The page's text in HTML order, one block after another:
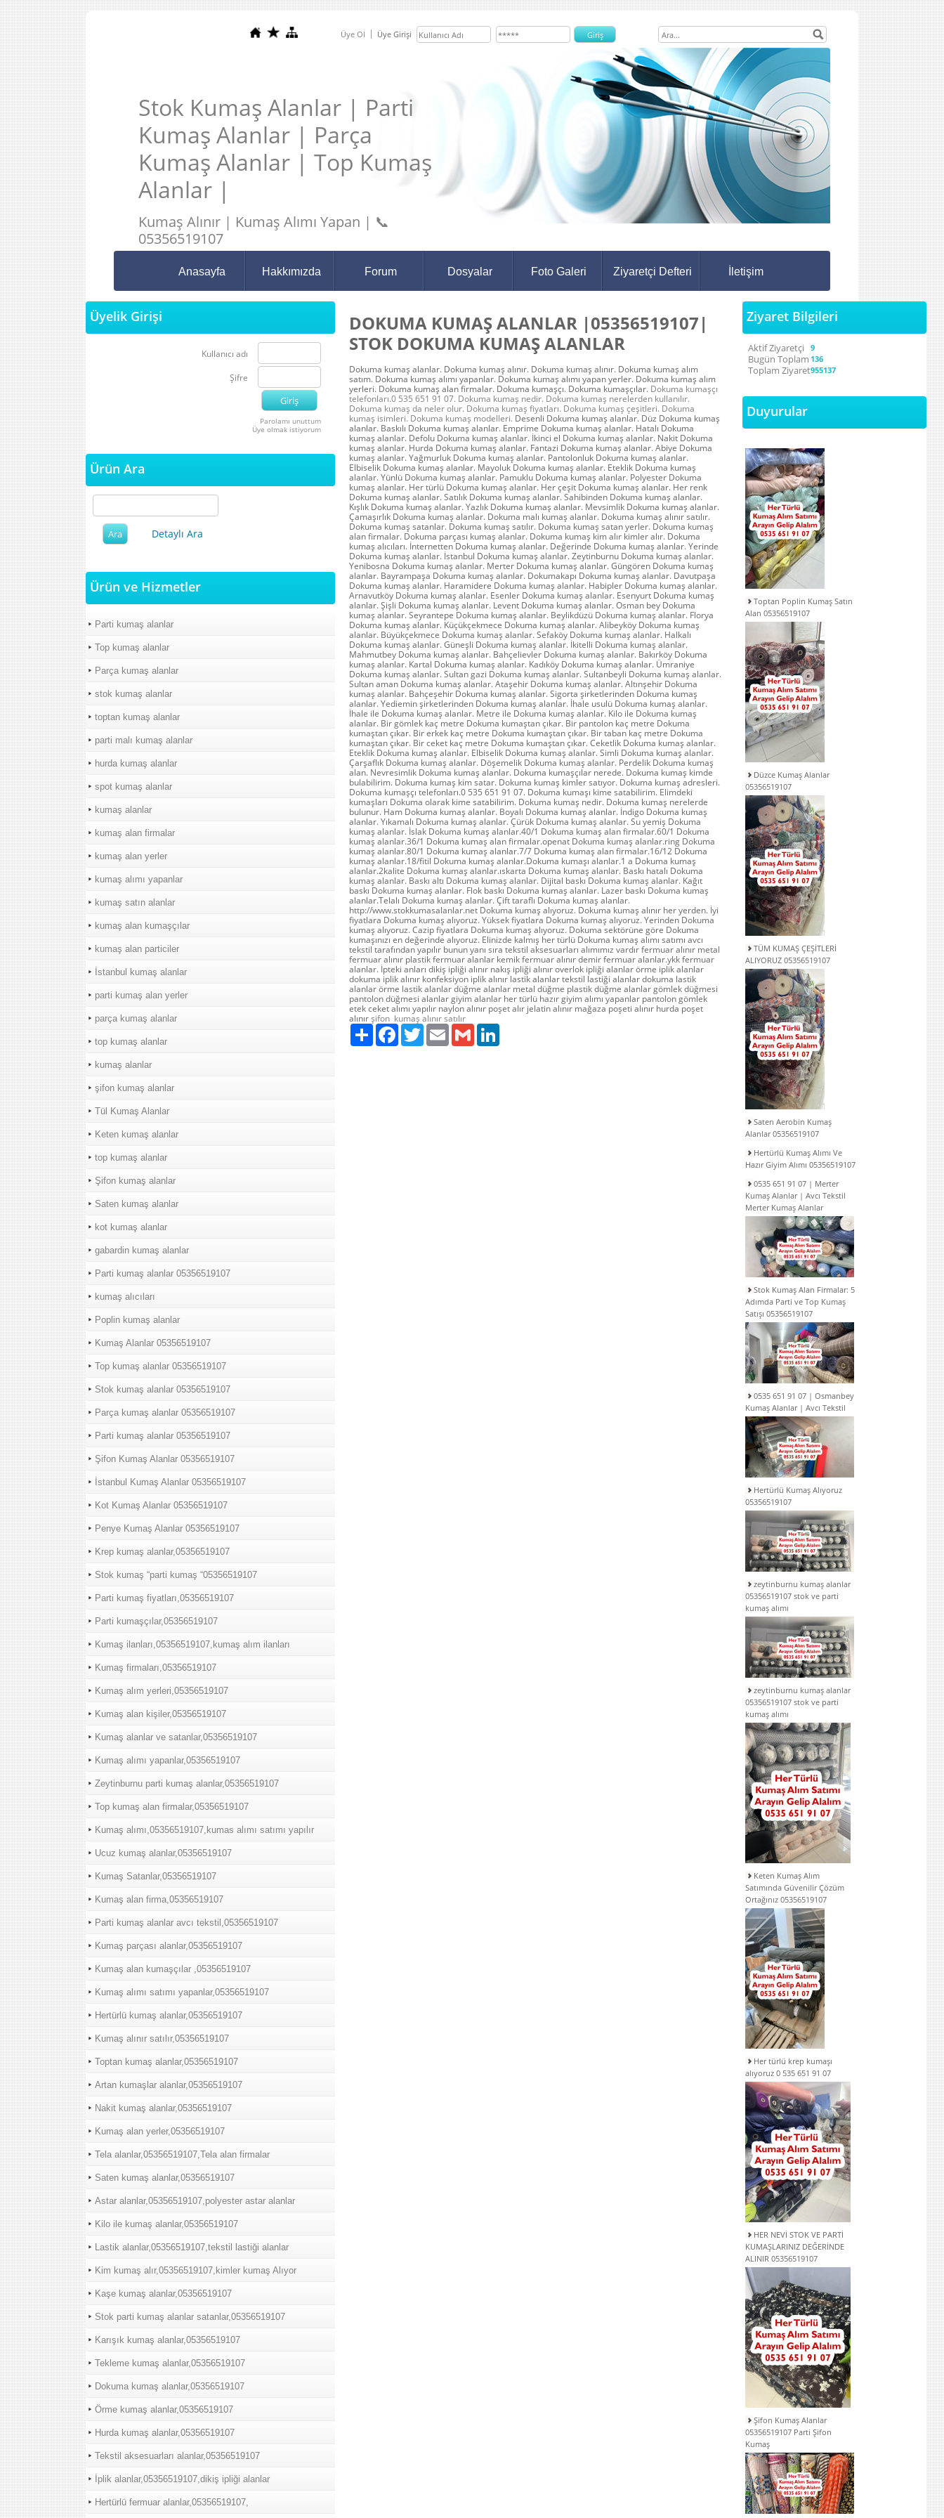
Üye Ol Üye Girişi
Stok Kumaş Alanlar | Parti
Kumaş Alanlar | Parça
Kumaş Alanlar | Top Kumaş
Alanlar |
Kumaş Alınır | Kumaş Alımı Yapan | 📞
05356519107
Anasayfa Hakkımızda Forum Dosyalar Foto Galeri Ziyaretçi Defteri İletişim
Üyelik Girişi
Kullanıcı adı
Şifre
Parolamı unuttum
Üye olmak istiyorum
Ürün Ara
Detaylı Ara
Ürün ve Hizmetler
Parti kumaş alanlar
Top kumaş alanlar
Parça kumaş alanlar
stok kumaş alanlar
toptan kumaş alanlar
parti malı kumaş alanlar
hurda kumaş alanlar
spot kumaş alanlar
kumaş alanlar
kumaş alan firmalar
kumaş alan yerler
kumaş alımı yapanlar
kumaş satın alanlar
kumaş alan kumaşçılar
kumaş alan particiler
İstanbul kumaş alanlar
parti kumaş alan yerler
parça kumaş alanlar
top kumaş alanlar
kumaş alanlar
şifon kumaş alanlar
Tül Kumaş Alanlar
Keten kumaş alanlar
top kumaş alanlar
Şifon kumaş alanlar
Saten kumaş alanlar
kot kumaş alanlar
gabardin kumaş alanlar
Parti kumaş alanlar 05356519107
kumaş alıcıları
Poplin kumaş alanlar
Kumaş Alanlar 05356519107
Top kumaş alanlar 05356519107
Stok kumaş alanlar 05356519107
Parça kumaş alanlar 05356519107
Parti kumaş alanlar 05356519107
Şifon Kumaş Alanlar 05356519107
İstanbul Kumaş Alanlar 05356519107
Kot Kumaş Alanlar 05356519107
Penye Kumaş Alanlar 05356519107
Krep kumaş alanlar,05356519107
Stok kumaş “parti kumaş “05356519107
Parti kumaş fiyatları,05356519107
Parti kumaşçılar,05356519107
Kumaş ilanları,05356519107,kumaş alım ilanları
Kumaş firmaları,05356519107
Kumaş alım yerleri,05356519107
Kumaş alan kişiler,05356519107
Kumaş alanlar ve satanlar,05356519107
Kumaş alımı yapanlar,05356519107
Zeytinburnu parti kumaş alanlar,05356519107
Top kumaş alan firmalar,05356519107
Kumaş alımı,05356519107,kumas alımı satımı yapılır
Ucuz kumaş alanlar,05356519107
Kumaş Satanlar,05356519107
Kumaş alan firma,05356519107
Parti kumaş alanlar avcı tekstil,05356519107
Kumaş parçası alanlar,05356519107
Kumaş alan kumaşçılar ,05356519107
Kumaş alımı satımı yapanlar,05356519107
Hertürlü kumaş alanlar,05356519107
Kumaş alınır satılır,05356519107
Toptan kumaş alanlar,05356519107
Artan kumaşlar alanlar,05356519107
Nakit kumaş alanlar,05356519107
Kumaş alan yerler,05356519107
Tela alanlar,05356519107,Tela alan firmalar
Saten kumaş alanlar,05356519107
Astar alanlar,05356519107,polyester astar alanlar
Kilo ile kumaş alanlar,05356519107
Lastik alanlar,05356519107,tekstil lastiği alanlar
Kim kumaş alır,05356519107,kimler kumaş Alıyor
Kaşe kumaş alanlar,05356519107
Stok parti kumaş alanlar satanlar,05356519107
Karışık kumaş alanlar,05356519107
Tekleme kumaş alanlar,05356519107
Dokuma kumaş alanlar,05356519107
Örme kumaş alanlar,05356519107
Hurda kumaş alanlar,05356519107
Tekstil aksesuarları alanlar,05356519107
İplik alanlar,05356519107,dikiş ipliği alanlar
Hertürlü fermuar alanlar,05356519107,
DOKUMA KUMAŞ ALANLAR |05356519107|
STOK DOKUMA KUMAŞ ALANLAR
Dokuma kumaş alanlar. Dokuma kumaş alınır. Dokuma kumaş alınır. Dokuma kumaş alım
satım. Dokuma kumaş alımı yapanlar. Dokuma kumaş alımı yapan yerler. Dokuma kumaş alım
yerleri. Dokuma kumaş alan firmalar. Dokuma kumaşçı. Dokuma kumaşçılar. Dokuma kumaşçı
telefonları.0 535 651 91 07. Dokuma kumaş nedir. Dokuma kumaş nerelerden kullanılır.
Dokuma kumaş da neler olur. Dokuma kumaş fiyatları. Dokuma kumaş çeşitleri. Dokuma
kumaş isimleri. Dokuma kumaş modelleri. Desenli Dokuma kumaş alanlar. Düz Dokuma kumaş
alanlar. Baskılı Dokuma kumaş alanlar. Emprime Dokuma kumaş alanlar. Hatalı Dokuma
kumaş alanlar. Defolu Dokuma kumaş alanlar. İkinci el Dokuma kumaş alanlar. Nakit Dokuma
kumaş alanlar. Hurda Dokuma kumaş alanlar. Fantazi Dokuma kumaş alanlar. Abiye Dokuma
kumaş alanlar. Yağmurluk Dokuma kumaş alanlar. Pantolonluk Dokuma kumaş alanlar.
Elbiselik Dokuma kumaş alanlar. Mayoluk Dokuma kumaş alanlar. Eteklik Dokuma kumaş
alanlar. Yünlü Dokuma kumaş alanlar. Pamuklu Dokuma kumaş alanlar. Polyester Dokuma
kumaş alanlar. Her türlü Dokuma kumaş alanlar. Her çeşit Dokuma kumaş alanlar. Her renk
Dokuma kumaş alanlar. Satılık Dokuma kumaş alanlar. Sahibinden Dokuma kumaş alanlar.
Kışlık Dokuma kumaş alanlar. Yazlık Dokuma kumaş alanlar. Mevsimlik Dokuma kumaş alanlar.
Çamaşırlık Dokuma kumaş alanlar. Dokuma malı kumaş alanlar. Dokuma kumaş alınır satılır.
Dokuma kumaş satanlar. Dokuma kumaş satılır. Dokuma kumaş satan yerler. Dokuma kumaş
alan firmalar. Dokuma parçası kumaş alanlar. Dokuma kumaş kim alır kimler alır. Dokuma
kumaş alıcıları. İnternetten Dokuma kumaş alanlar. Değerinde Dokuma kumaş alanlar. Yerinde
Dokuma kumaş alanlar. İstanbul Dokuma kumaş alanlar. Zeytinburnu Dokuma kumaş alanlar.
Yenibosna Dokuma kumaş alanlar. Merter Dokuma kumaş alanlar. Güngören Dokuma kumaş
alanlar. Bayrampaşa Dokuma kumaş alanlar. Dokumakapı Dokuma kumaş alanlar. Davutpaşa
Dokuma kumaş alanlar. Haramidere Dokuma kumaş alanlar. Habipler Dokuma kumaş alanlar.
Arnavutköy Dokuma kumaş alanlar. Esenler Dokuma kumaş alanlar. Esenyurt Dokuma kumaş
alanlar. Şişli Dokuma kumaş alanlar. Levent Dokuma kumaş alanlar. Osman bey Dokuma
kumaş alanlar. Seyrantepe Dokuma kumaş alanlar. Beylikdüzü Dokuma kumaş alanlar. Florya
Dokuma kumaş alanlar. Küçükçekmece Dokuma kumaş alanlar. Alibeyköy Dokuma kumaş
alanlar. Büyükçekmece Dokuma kumaş alanlar. Sefaköy Dokuma kumaş alanlar. Halkalı
Dokuma kumaş alanlar. Güneşli Dokuma kumaş alanlar. İkitelli Dokuma kumaş alanlar.
Mahmutbey Dokuma kumaş alanlar. Bahçelievler Dokuma kumaş alanlar. Bakırköy Dokuma
kumaş alanlar. Kartal Dokuma kumaş alanlar. Kadıköy Dokuma kumaş alanlar. Ümraniye
Dokuma kumaş alanlar. Sultan gazi Dokuma kumaş alanlar. Sultanbeyli Dokuma kumaş alanlar.
Sultan aman Dokuma kumaş alanlar. Ataşehir Dokuma kumaş alanlar. Altınşehir Dokuma
kumaş alanlar. Bahçeşehir Dokuma kumaş alanlar. Sigorta şirketlerinden Dokuma kumaş
alanlar. Yediemin şirketlerinden Dokuma kumaş alanlar. İhale usulü Dokuma kumaş alanlar.
İhale ile Dokuma kumaş alanlar. Metre ile Dokuma kumaş alanlar. Kilo ile Dokuma kumaş
alanlar. Bir gömlek kaç metre Dokuma kumaştan çıkar. Bir pantolon kaç metre Dokuma
kumaştan çıkar. Bir erkek kaç metre Dokuma kumaştan çıkar. Bir taban kaç metre Dokuma
kumaştan çıkar. Bir ceket kaç metre Dokuma kumaştan çıkar. Ceketlik Dokuma kumaş alanlar.
Eteklik Dokuma kumaş alanlar. Elbiselik Dokuma kumaş alanlar. Simli Dokuma kumaş alanlar.
Çarşaflık Dokuma kumaş alanlar. Döşemelik Dokuma kumaş alanlar. Perdelik Dokuma kumaş
alan. Nevresimlik Dokuma kumaş alanlar. Dokuma kumaşçılar nerede. Dokuma kumaş kimde
bulabilirim. Dokuma kumaş kim satar. Dokuma kumaş kimler satıyor. Dokuma kumaş adresleri.
Dokuma kumaşçı telefonları.0 535 651 91 07. Dokuma kumaşı kime satabilirim. Elimdeki
kumaşları Dokuma olarak kime satabilirim. Dokuma kumaş nedir. Dokuma kumaş nerelerde
bulunur. Ham Dokuma kumaş alanlar. Boyalı Dokuma kumaş alanlar. İndigo Dokuma kumaş
alanlar. Yıkamalı Dokuma kumaş alanlar. Çürük Dokuma kumaş alanlar. Su yemiş Dokuma
kumaş alanlar. İslak Dokuma kumaş alanlar.40/1 Dokuma kumaş alan firmalar.60/1 Dokuma
kumaş alanlar.36/1 Dokuma kumaş alan firmalar.openat Dokuma kumaş alanlar.ring Dokuma
kumaş alanlar.80/1 Dokuma kumaş alanlar.7/7 Dokuma kumaş alan firmalar.16/12 Dokuma
kumaş alanlar.18/fitil Dokuma kumaş alanlar.Dokuma kumaşı alanlar.1 a Dokuma kumaş
alanlar.2kalite Dokuma kumaş alanlar.ıskarta Dokuma kumaş alanlar. Baskı hatalı Dokuma
kumaş alanlar. Baskı altı Dokuma kumaş alanlar. Dijital baskı Dokuma kumaş alanlar. Kağıt
baskı Dokuma kumaş alanlar. Flok baskı Dokuma kumaş alanlar. Lazer baskı Dokuma kumaş
alanlar.Telalı Dokuma kumaş alanlar. Çift taraflı Dokuma kumaş alanlar.
http://www.stokkumasalanlar.net Dokuma kumaş alıyoruz. Dokuma kumaş alınır her yerden. İyi
fiyatlara Dokuma kumaş alıyoruz. Yüksek fiyatlara Dokuma kumaş alıyoruz. Yerinden Dokuma
kumaş alıyoruz. Cazip fiyatlara Dokuma kumaş alıyoruz. Dokuma sektörüne göre Dokuma
kumaşınızı en değerinde alıyoruz. Elinizde kalmış her türlü Dokuma kumaş alımı satımı avcı
tekstil tarafından yapılır bunun yanı sıra tekstil aksesuarları alımımız vardır fermuar alınır metal
fermuar alınır plastik fermuar alanlar kemik fermuar alınır demir fermuar alanlar.ykk fermuar
alanlar. İpteki anları dikiş ipliği alınır nakış ipliği alınır overlok ipliği alanlar örme iplik alanlar
dokuma iplik alınır konfeksiyon iplik alınır lastik alanlar tekstil lastiği alanlar dokuma lastik
alanlar örme lastik alanlar düğme alanlar metal düğme plastik düğme alanlar gömlek düğmesi
pantolon düğmesi alanlar giyim alanlar her türlü hazır giyim alımı yapanlar pantolon gömlek
etek ceket alımı yapılır naylon alınır poşet alır jelatin alınır mağaza poşeti alınır hurda poşet
alınırşifon kumaş alınır satılır
Paylaş FacebookTwitter Email Gmail
Ziyaret Bilgileri
Aktif Ziyaretçi 9
Bugün Toplam 136
Toplam Ziyaret955137
Duyurular
Toptan Poplin Kumaş Satın
Alan 05356519107
Düzce Kumaş Alanlar
05356519107
TÜM KUMAŞ ÇEŞİTLERİ
ALIYORUZ 05356519107
Saten Aerobin Kumaş
Alanlar 05356519107
Hertürlü Kumaş Alımı Ve
Hazır Giyim Alımı 05356519107
0535 651 91 07 | Merter
Kumaş Alanlar | Avcı Tekstil
Merter Kumaş Alanlar
Stok Kumaş Alan Firmalar: 5
Adımda Parti ve Top Kumaş
Satışı 05356519107
0535 651 91 07 | Osmanbey
Kumaş Alanlar | Avcı Tekstil
Hertürlü Kumaş Alıyoruz
05356519107
zeytinburnu kumaş alanlar
05356519107 stok ve parti
kumaş alımı
zeytinburnu kumaş alanlar
05356519107 stok ve parti
kumaş alımı
Keten Kumaş Alım
Satımında Güvenilir Çözüm
Ortağınız 05356519107
Her türlü krep kumaşı
alıyoruz 0 535 651 91 07
HER NEVİ STOK VE PARTİ
KUMAŞLARINIZ DEĞERİNDE
ALINIR 05356519107
Şifon Kumaş Alanlar
05356519107 Parti Şifon
Kumaş